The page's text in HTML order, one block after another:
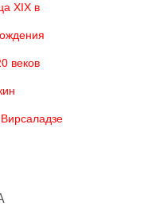
XIX в
веков